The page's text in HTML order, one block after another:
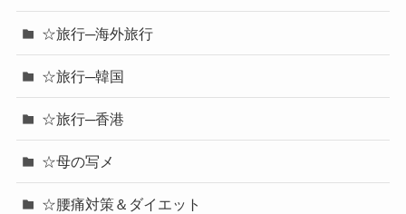
☆旅行─海外旅行
☆旅行─韓国
☆旅行─香港
☆母の写メ
☆腰痛対策＆ダイエット